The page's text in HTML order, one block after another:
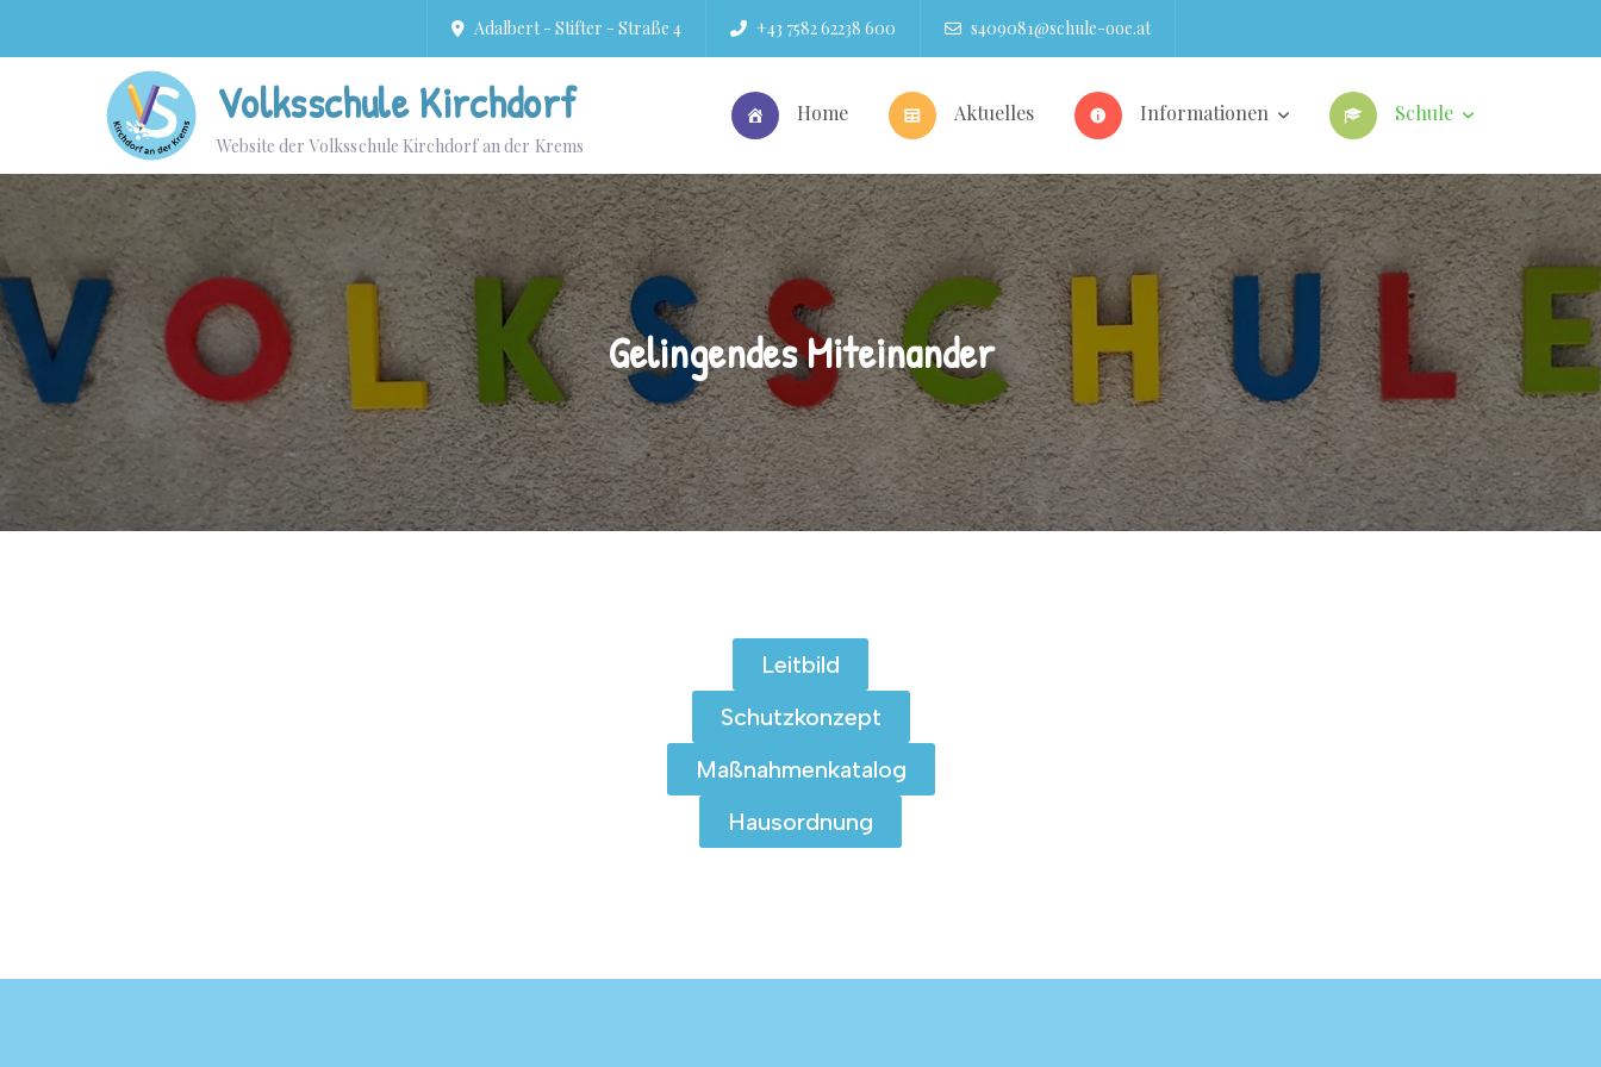
Adalbert - Stifter - Straße 4 +43 7582 62238 600 s409081@schule-ooe.at
Volksschule Kirchdorf
Website der Volksschule Kirchdorf an der Krems
Home Aktuelles Informationen Schule
Gelingendes Miteinander
Leitbild
Schutzkonzept
Maßnahmenkatalog
Hausordnung